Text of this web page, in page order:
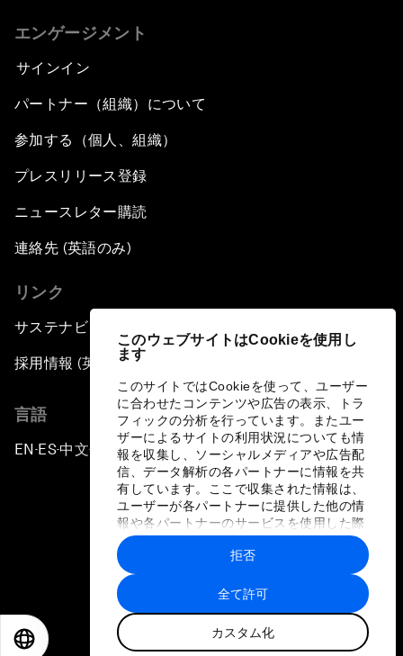
このウェブサイトはCookieを使用し
ます
このサイトではCookieを使って、ユーザー
に合わせたコンテンツや広告の表示、トラ
フィックの分析を行っています。またユー
ザーによるサイトの利用状況についても情
報を収集し、ソーシャルメディアや広告配
信、データ解析の各パートナーに情報を共
有しています。ここで収集された情報は、
ユーザーが各パートナーに提供した他の情
報や各パートナーのサービスを使用した際
に収集された情報と組み合わされ、各パー
トナーによって使用されることがありま
す。
全て許可
カスタム化
拒否
エンゲージメント
サインイン
パートナー（組織）について
参加する（個人、組織）
プレスリリース登録
ニュースレター購読
連絡先 (英語のみ)
リンク
サステナビリティへの取り組み
採用情報 (英語のみ)
言語
EN ▪ ES▪中文▪ 日本語
プライバシーポリシーと利用規約
サイトマップ
©
世界経済フォーラム